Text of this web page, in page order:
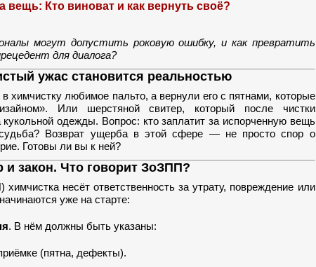
вещь: Кто виноват и как вернуть своё?
могут допустить роковую ошибку, и как превратить
для диалога?
ужас становится реальностью
химчистку любимое пальто, а вернули его с пятнами, которые
Или шерстяной свитер, который после чистки
одежды. Вопрос: кто заплатит за испорченную вещь
Возврат ущерба в этой сфере — не просто спор о
Готовы ли вы к ней?
и закон. Что говорит ЗоЗПП?
несёт ответственность за утрату, повреждение или
уже на старте:
. В нём должны быть указаны:
(пятна, дефекты).